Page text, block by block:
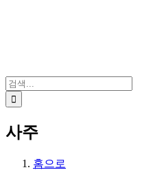
검
색:
사주
홈으로